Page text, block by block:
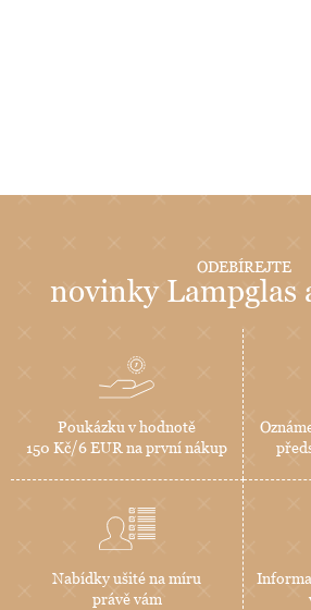
ODEBÍREJTE
novinky Lampglas
Poukázku v hodnotě
150 Kč/6 EUR na první nákup
Nabídky ušité na míru
právě vám